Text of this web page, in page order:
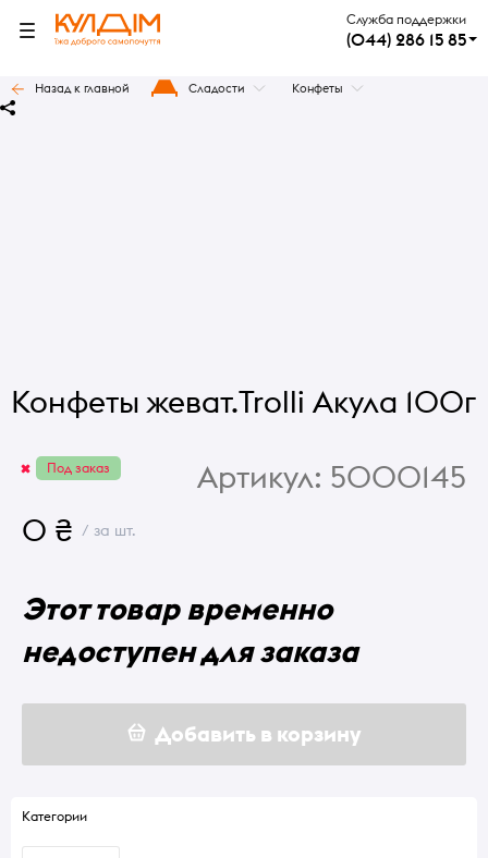
Служба поддержки
(044) 286 15 85
Назад к главной Сладости Конфеты
Конфеты жеват.Trolli Акула 100г
Под заказ Артикул: 5000145
0 ₴ / за шт.
Этот товар временно
недоступен для заказа
Добавить в корзину
Категории